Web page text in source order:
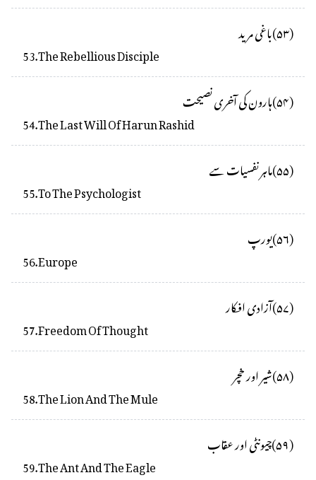
(۵۳)باغی مرید
53.The Rebellious Disciple
(۵۴)ہارون کی آخری نصیحت
54.The Last Will Of Harun Rashid
(۵۵)ماہر نفسیات سے
55.To The Psychologist
(۵۶)یورپ
56.Europe
(۵۷)آزادی افکار
57.Freedom Of Thought
(۵۸)شیر اور خچر
58.The Lion And The Mule
(۵۹)چیونٹی اور عقاب
59.The Ant And The Eagle